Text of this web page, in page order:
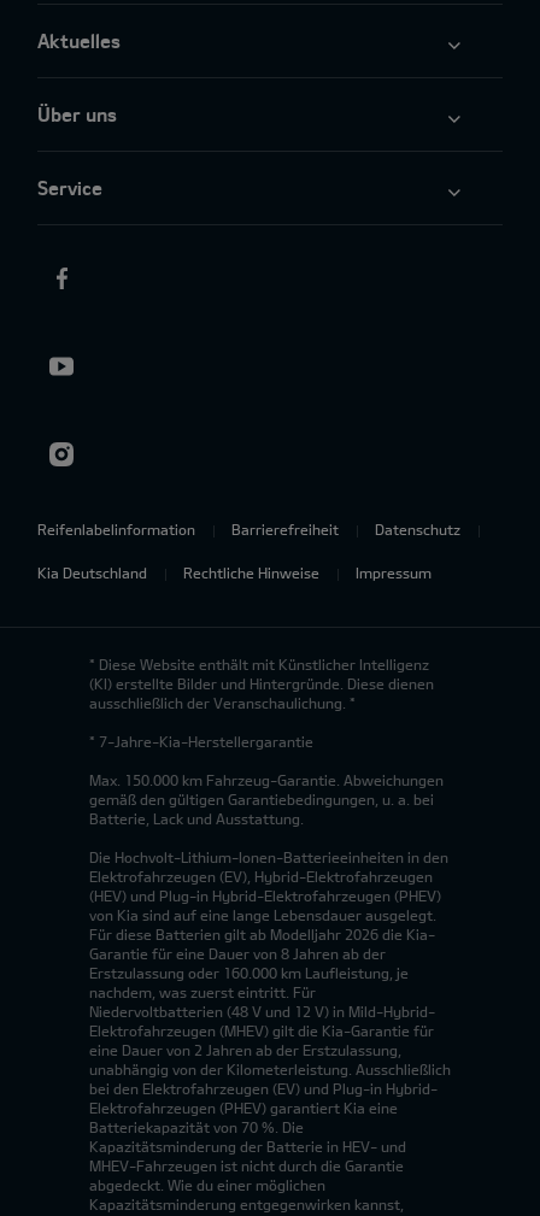
Aktuelles
Über uns
Service
Reifenlabelinformation Barrierefreiheit Datenschutz
Kia Deutschland Rechtliche Hinweise Impressum
* Diese Website enthält mit Künstlicher Intelligenz
(KI) erstellte Bilder und Hintergründe. Diese dienen
ausschließlich der Veranschaulichung. *
* 7-Jahre-Kia-Herstellergarantie
Max. 150.000 km Fahrzeug-Garantie. Abweichungen
gemäß den gültigen Garantiebedingungen, u. a. bei
Batterie, Lack und Ausstattung.
Die Hochvolt-Lithium-Ionen-Batterieeinheiten in den
Elektrofahrzeugen (EV), Hybrid-Elektrofahrzeugen
(HEV) und Plug-in Hybrid-Elektrofahrzeugen (PHEV)
von Kia sind auf eine lange Lebensdauer ausgelegt.
Für diese Batterien gilt ab Modelljahr 2026 die Kia-
Garantie für eine Dauer von 8 Jahren ab der
Erstzulassung oder 160.000 km Laufleistung, je
nachdem, was zuerst eintritt. Für
Niedervoltbatterien (48 V und 12 V) in Mild-Hybrid-
Elektrofahrzeugen (MHEV) gilt die Kia-Garantie für
eine Dauer von 2 Jahren ab der Erstzulassung,
unabhängig von der Kilometerleistung. Ausschließlich
bei den Elektrofahrzeugen (EV) und Plug-in Hybrid-
Elektrofahrzeugen (PHEV) garantiert Kia eine
Batteriekapazität von 70 %. Die
Kapazitätsminderung der Batterie in HEV- und
MHEV-Fahrzeugen ist nicht durch die Garantie
abgedeckt. Wie du einer möglichen
Kapazitätsminderung entgegenwirken kannst,